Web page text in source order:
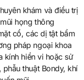
khám và điều trị
họng thông
cổ, các dị tật bẩm
pháp ngoại khoa
kính hiển vi hoặc sử
thuật Bondy, khí